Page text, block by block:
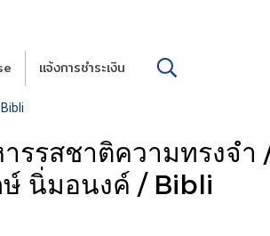
แจ้งการชำระเงิน
รรสชาติความทรงจำ
นิ่มอนงค์ / Bibli